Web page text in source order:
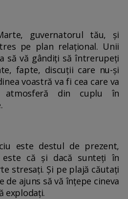
guvernatorul tău, și
pe plan relațional. Unii
să vă gândiți să întrerupeți
fapte, discuții care nu-și
voastră va fi cea care va
atmosferă din cuplu în
este destul de prezent,
că și dacă sunteți în
stresați. Și pe plajă căutați
de ajuns să vă înțepe cineva
explodați.